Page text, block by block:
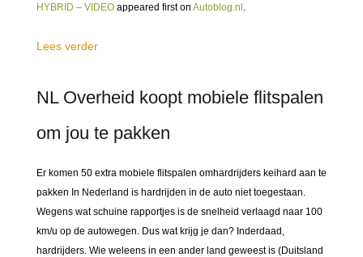
HYBRID – VIDEO appeared first on Autoblog.nl .
Lees verder
NL Overheid koopt mobiele flitspalen
om jou te pakken
Er komen 50 extra mobiele flitspalen omhardrijders keihard aan te
pakken In Nederland is hardrijden in de auto niet toegestaan.
Wegens wat schuine rapportjes is de snelheid verlaagd naar 100
km/u op de autowegen. Dus wat krijg je dan? Inderdaad,
hardrijders. Wie weleens in een ander land geweest is (Duitsland